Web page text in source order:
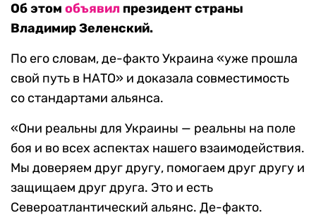
Об этом объявил президент страны
Владимир Зеленский.
По его словам, де-факто Украина «уже прошла
свой путь в НАТО» и доказала совместимость
со стандартами альянса.
«Они реальны для Украины — реальны на поле
боя и во всех аспектах нашего взаимодействия.
Мы доверяем друг другу, помогаем друг другу и
защищаем друг друга. Это и есть
Североатлантический альянс. Де-факто.